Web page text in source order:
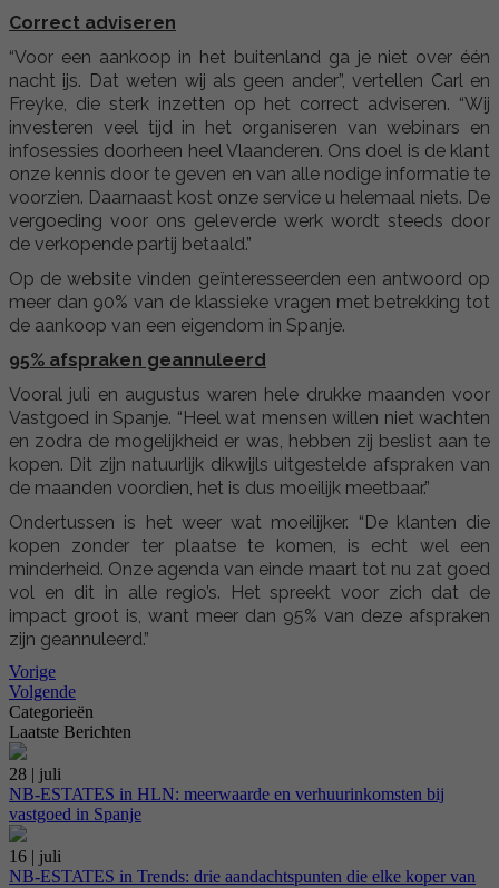
Correct adviseren
“Voor een aankoop in het buitenland ga je niet over één
nacht ijs. Dat weten wij als geen ander”, vertellen Carl en
Freyke, die sterk inzetten op het correct adviseren. “Wij
investeren veel tijd in het organiseren van webinars en
infosessies doorheen heel Vlaanderen. Ons doel is de klant
onze kennis door te geven en van alle nodige informatie te
voorzien. Daarnaast kost onze service u helemaal niets. De
vergoeding voor ons geleverde werk wordt steeds door
de verkopende partij betaald.”
Op de website vinden geïnteresseerden een antwoord op
meer dan 90% van de klassieke vragen met betrekking tot
de aankoop van een eigendom in Spanje.
95% afspraken geannuleerd
Vooral juli en augustus waren hele drukke maanden voor
Vastgoed in Spanje. “Heel wat mensen willen niet wachten
en zodra de mogelijkheid er was, hebben zij beslist aan te
kopen. Dit zijn natuurlijk dikwijls uitgestelde afspraken van
de maanden voordien, het is dus moeilijk meetbaar.”
Ondertussen is het weer wat moeilijker. “De klanten die
kopen zonder ter plaatse te komen, is echt wel een
minderheid. Onze agenda van einde maart tot nu zat goed
vol en dit in alle regio’s. Het spreekt voor zich dat de
impact groot is, want meer dan 95% van deze afspraken
zijn geannuleerd.”
Vorige
Volgende
Categorieën
Laatste Berichten
28 | juli
NB-ESTATES in HLN: meerwaarde en verhuurinkomsten bij
vastgoed in Spanje
16 | juli
NB-ESTATES in Trends: drie aandachtspunten die elke koper van